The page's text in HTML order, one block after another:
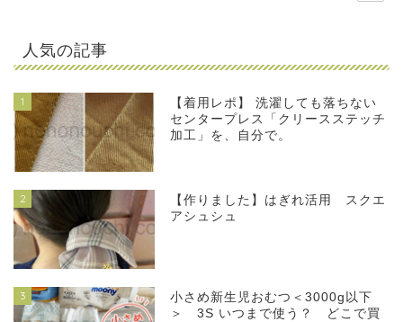
人気の記事
1
【着用レポ】 洗濯しても落ちない
センタープレス「クリースステッチ
加工」を、自分で。
2
【作りました】はぎれ活用 スクエ
アシュシュ
3
小さめ新生児おむつ＜3000g以下
＞ 3S いつまで使う？ どこで買